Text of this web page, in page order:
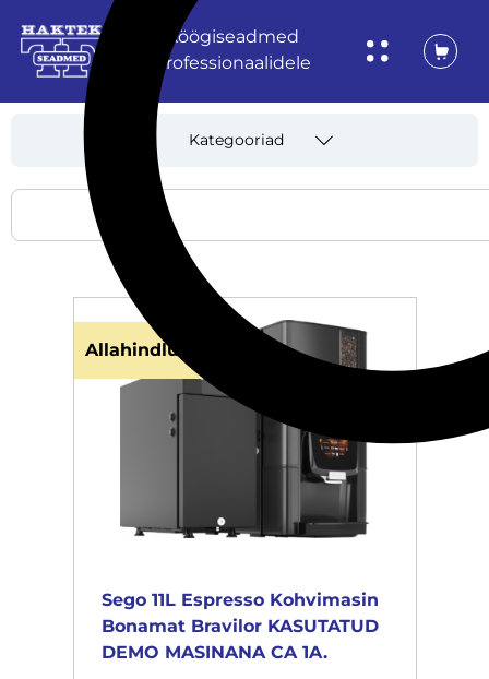
Köögiseadmed
professionaalidele
Kategooriad
Allahindlus!
Sego 11L Espresso Kohvimasin
Bonamat Bravilor KASUTATUD
DEMO MASINANA CA 1A.